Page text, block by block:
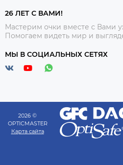
26 ЛЕТ С ВАМИ!
Мастерим очки вместе с Вами
Помогаем видеть мир и
МЫ В СОЦИАЛЬНЫХ СЕТЯХ
2026 ©
OPTICMASTER
Карта сайта